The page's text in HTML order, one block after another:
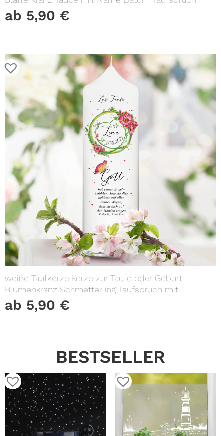
ab 5,90 €
weiße Taufkerze Kerze zur Taufe oder Geburt
Blumenkranz Schmetterling Taufspruch mit
Wunschname & Datum
ab 5,90 €
BESTSELLER